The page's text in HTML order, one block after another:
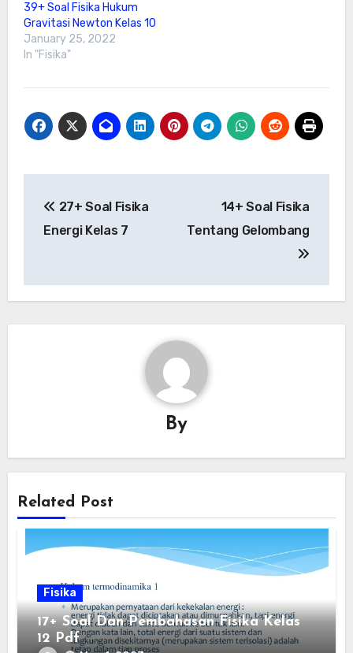
39+ Soal Fisika Hukum
Gravitasi Newton Kelas 10
January 25, 2022
In "Fisika"
navigation
27+ Soal Fisika
Energi Kelas 7
14+ Soal Fisika
Tentang Gelombang
By
Related Post
Fisika
17+ Soal Dan Pembahasan Fisika Kelas
12 Pdf